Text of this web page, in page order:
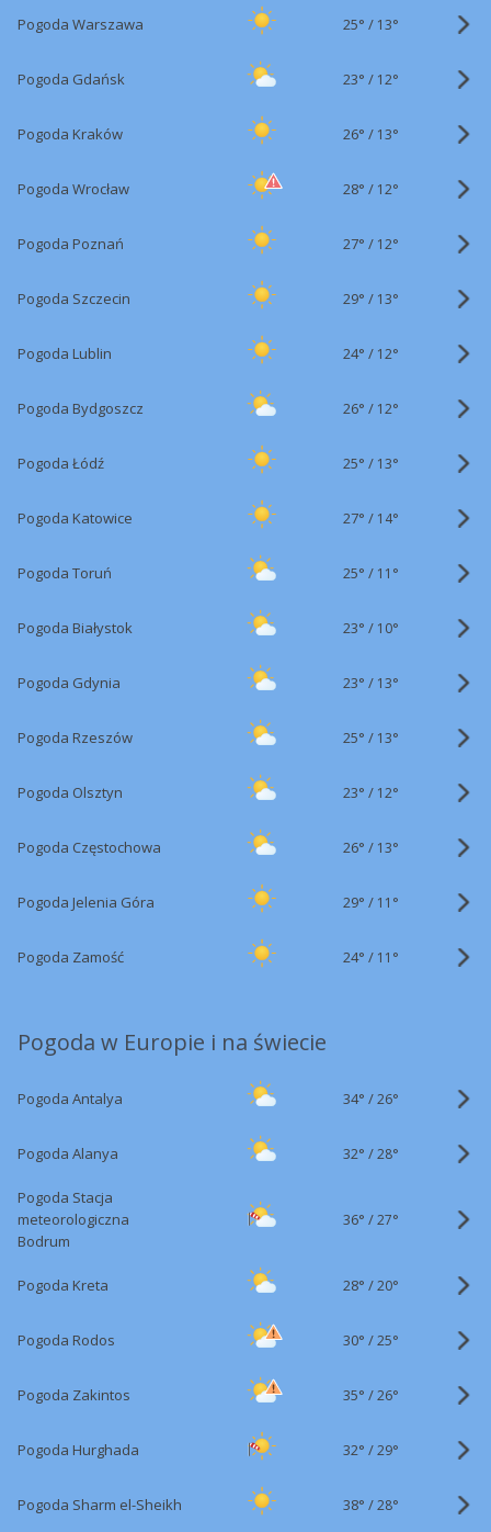
Pogoda Warszawa 25° / 13°
Pogoda Gdańsk 23° / 12°
Pogoda Kraków 26° / 13°
Pogoda Wrocław 28° / 12°
Pogoda Poznań 27° / 12°
Pogoda Szczecin 29° / 13°
Pogoda Lublin 24° / 12°
Pogoda Bydgoszcz 26° / 12°
Pogoda Łódź 25° / 13°
Pogoda Katowice 27° / 14°
Pogoda Toruń 25° / 11°
Pogoda Białystok 23° / 10°
Pogoda Gdynia 23° / 13°
Pogoda Rzeszów 25° / 13°
Pogoda Olsztyn 23° / 12°
Pogoda Częstochowa 26° / 13°
Pogoda Jelenia Góra 29° / 11°
Pogoda Zamość 24° / 11°
Pogoda w Europie i na świecie
Pogoda Antalya 34° /26°
Pogoda Alanya 32° /28°
Pogoda Stacja
meteorologiczna
Bodrum
36° /27°
Pogoda Kreta 28° /20°
Pogoda Rodos 30° /25°
Pogoda Zakintos 35° /26°
Pogoda Hurghada 32° /29°
Pogoda Sharm el-Sheikh 38° /28°